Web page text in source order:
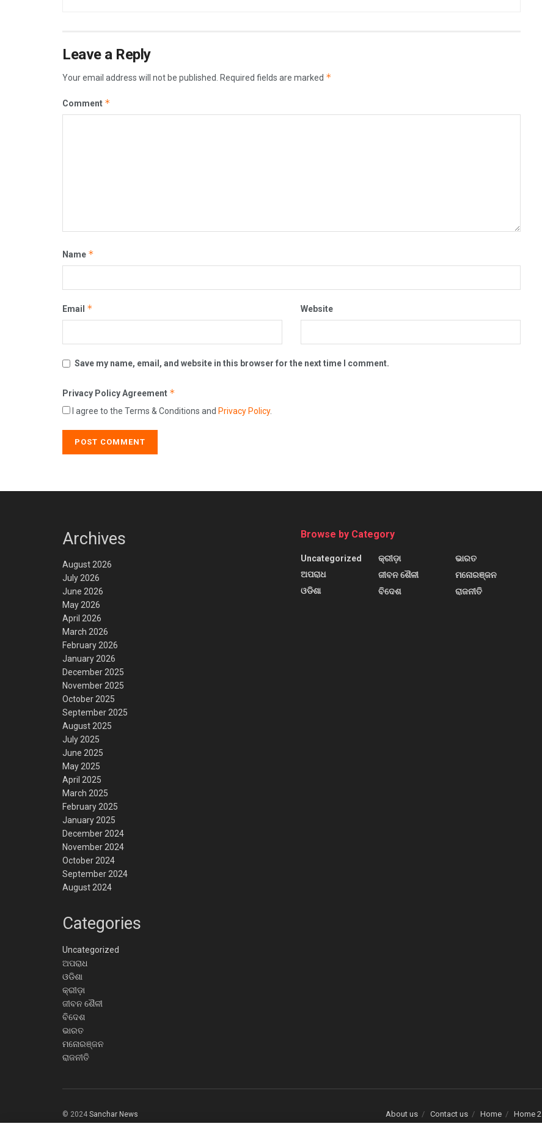
Leave a Reply
Your email address will not be published. Required fields are marked *
Comment *
Name *
Email * Website
Save my name, email, and website in this browser for the next time I comment.
Privacy Policy Agreement *
I agree to the Terms & Conditions and Privacy Policy.
Archives
August 2026
July 2026
June 2026
May 2026
April 2026
March 2026
February 2026
January 2026
December 2025
November 2025
October 2025
September 2025
August 2025
July 2025
June 2025
May 2025
April 2025
March 2025
February 2025
January 2025
December 2024
November 2024
October 2024
September 2024
August 2024
Categories
Uncategorized
ଅପରାଧ
ଓଡିଶା
କ୍ରୀଡ଼ା
ଜୀବନ ଶୈଳୀ
ବିଦେଶ
ଭାରତ
ମନୋରଞ୍ଜନ
ରାଜନୀତି
Browse by Category
Uncategorized
ଅପରାଧ
ଓଡିଶା
କ୍ରୀଡ଼ା
ଜୀବନ ଶୈଳୀ
ବିଦେଶ
ଭାରତ
ମନୋରଞ୍ଜନ
ରାଜନୀତି
About us Contact us Home Home 2
© 2024 Sanchar News